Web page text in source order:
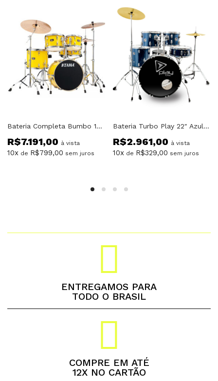
Bateria Completa Bumbo 18 Tama Imperialstar IP58H6 Amarela W ELY
R$7.191,00 à vista
10x de R$799,00 sem juros
Bateria Turbo Play 22″ Azul Completa
R$2.961,00 à vista
10x de R$329,00 sem juros
ENTREGAMOS PARA
TODO O BRASIL
COMPRE EM ATÉ
12X NO CARTÃO